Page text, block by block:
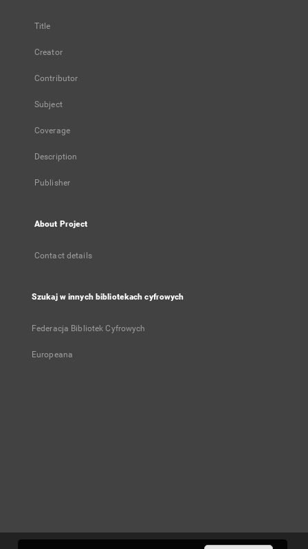
Title
Creator
Contributor
Subject
Coverage
Description
Publisher
About Project
Contact details
Szukaj w innych bibliotekach cyfrowych
Federacja Bibliotek Cyfrowych
Europeana